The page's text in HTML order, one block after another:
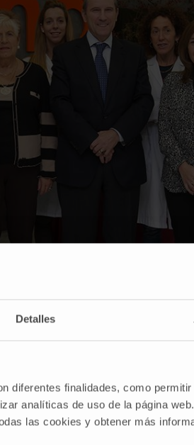
Detalles
diferentes finalidades, como
analíticas de uso de la página
las cookies y obtener más
de Navarra yEl Caserío